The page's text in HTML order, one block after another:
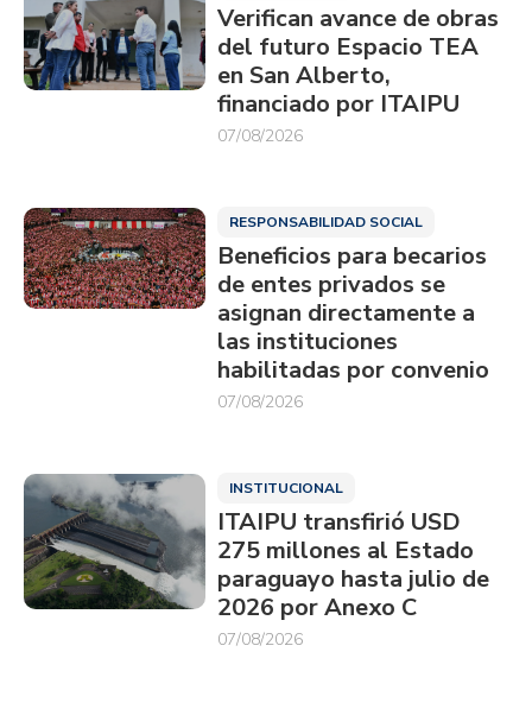
Verifican avance de obras
del futuro Espacio TEA
en San Alberto,
financiado por ITAIPU
07/08/2026
RESPONSABILIDAD SOCIAL
Beneficios para becarios
de entes privados se
asignan directamente a
las instituciones
habilitadas por convenio
07/08/2026
INSTITUCIONAL
ITAIPU transfirió USD
275 millones al Estado
paraguayo hasta julio de
2026 por Anexo C
07/08/2026